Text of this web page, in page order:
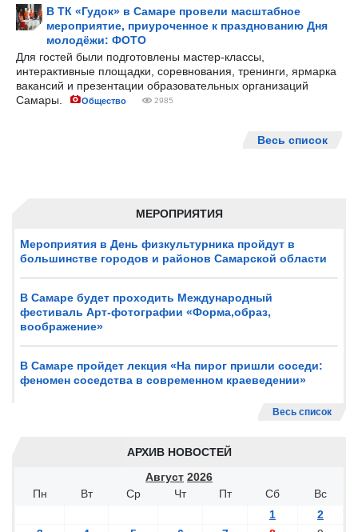
МЕРОПРИЯТИЯ
Мероприятия в День физкультурника пройдут в
большинстве городов и районов Самарской области
В Самаре будет проходить Международный
фестиваль Арт-фотографии «Форма,образ,
воображение»
В Самаре пройдет лекция «На пирог пришли соседи:
феномен соседства в современном краеведении»
Весь список
АРХИВ НОВОСТЕЙ
Август 2026
Пн
Вт Ср Чт Пт Сб
Вс
1
2
В ТК «Гудок» в Самаре провели масштабное
мероприятие, приуроченное к празднованию Дня
молодёжи: ФОТО
Для гостей были подготовлены мастер-классы,
интерактивные площадки, соревнования, тренинги, ярмарка
вакансий и презентации образовательных организаций
Самары.
Общество 2985
Весь список